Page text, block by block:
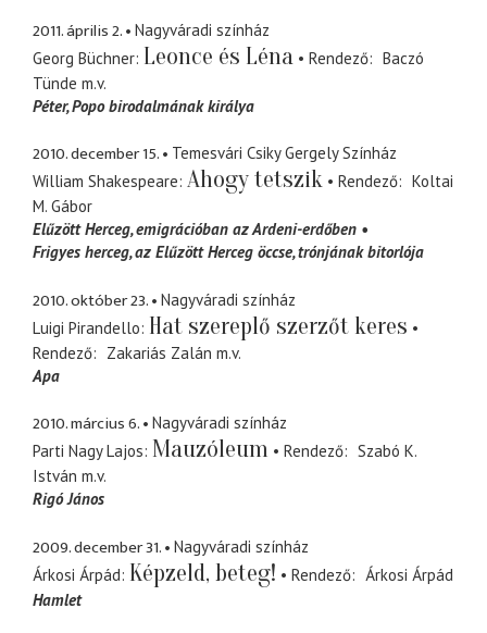
2011. április 2.
Nagyváradi színház
Georg Büchner Leonce és Léna Rendező
Baczó
Tünde m.v.
Péter Popo birodalmának királya
2010. december 15.
Temesvári Csiky Gergely Színház
William Shakespeare Ahogy tetszik Rendező
Koltai
M. Gábor
Elűzött Herceg emigrációban az Ardeni-erdőben
Frigyes herceg az Elűzött Herceg öccse, trónjának bitorlója
2010. október 23.
Nagyváradi színház
Luigi Pirandello Hat szereplő szerzőt keres
Rendező Zakariás Zalán m.v.
Apa
2010. március 6.
Nagyváradi színház
Parti Nagy Lajos Mauzóleum Rendező
Szabó K.
István m.v.
Rigó János
2009. december 31.
Nagyváradi színház
Árkosi Árpád Képzeld, beteg! Rendező
Árkosi Árpád
Hamlet